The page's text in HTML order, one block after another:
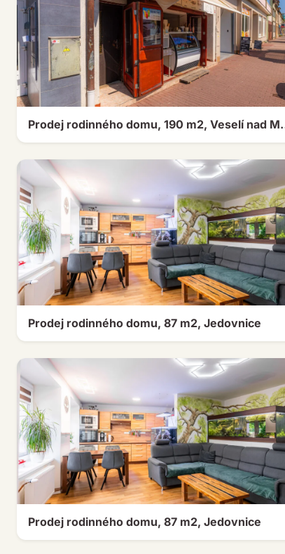
Prodej
Prodej rodinného domu, 87 m2, Jedovnice
Prodej rodinného domu, 87 m2, Jedovnice